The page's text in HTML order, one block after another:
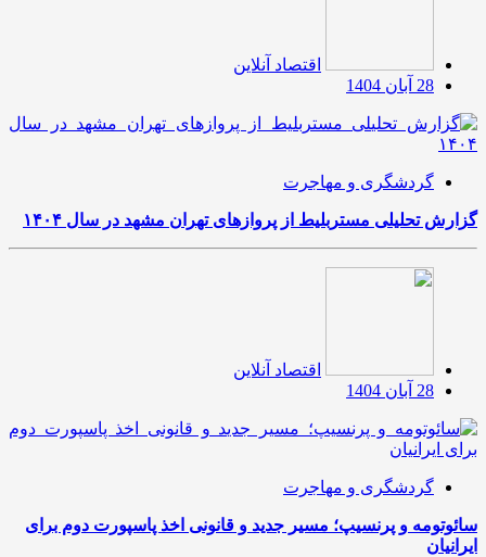
اقتصاد آنلاین
28 آبان 1404
گردشگری و مهاجرت
گزارش تحلیلی مستربلیط از پروازهای تهران مشهد در سال ۱۴۰۴
اقتصاد آنلاین
28 آبان 1404
گردشگری و مهاجرت
سائوتومه و پرنسیپ؛ مسیر جدید و قانونی اخذ پاسپورت دوم برای
ایرانیان